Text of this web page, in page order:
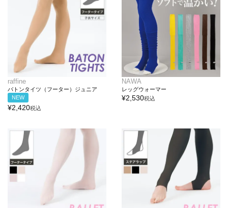
raffine
バトンタイツ（フーター）ジュニア
NEW
¥2,420税込
NAWA
レッグウォーマー
¥2,530税込